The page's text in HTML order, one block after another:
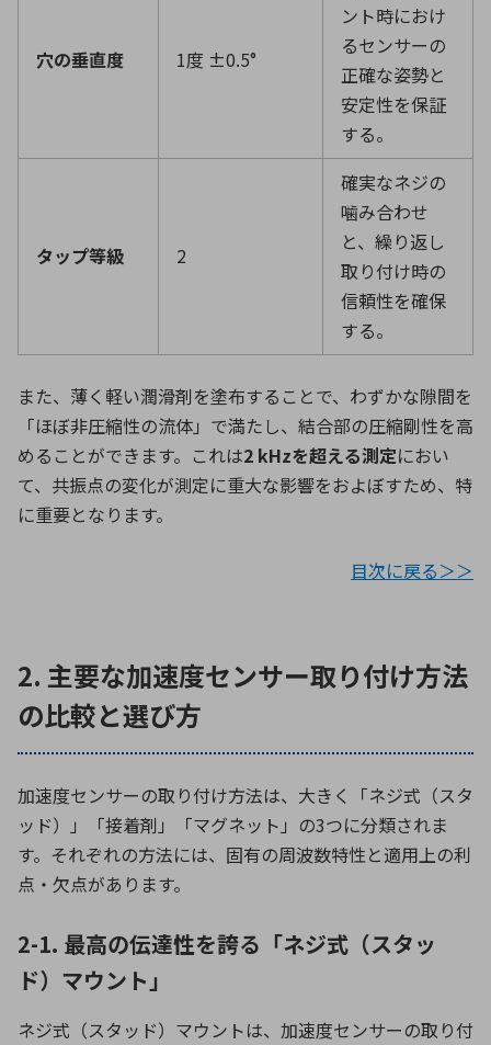
穴の垂直度 1度 ±0.5°
ント時におけ
るセンサーの
正確な姿勢と
安定性を保証
する。
タップ等級 2
確実なネジの
噛み合わせ
と、繰り返し
取り付け時の
信頼性を確保
する。
また、薄く軽い潤滑剤を塗布することで、わずかな隙間を
「ほぼ非圧縮性の流体」で満たし、結合部の圧縮剛性を高
めることができます。これは2 kHzを超える測定におい
て、共振点の変化が測定に重大な影響をおよぼすため、特
に重要となります。
目次に戻る＞＞
2. 主要な加速度センサー取り付け方法
の比較と選び方
加速度センサーの取り付け方法は、大きく「ネジ式（スタ
ッド）」「接着剤」「マグネット」の3つに分類されま
す。それぞれの方法には、固有の周波数特性と適用上の利
点・欠点があります。
2-1. 最高の伝達性を誇る「ネジ式（スタッ
ド）マウント」
ネジ式（スタッド）マウントは、加速度センサーの取り付